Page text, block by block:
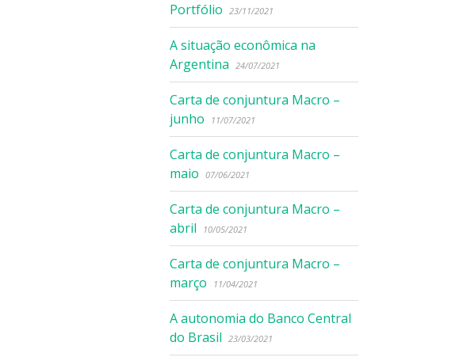
Portfólio
23/11/2021
A situação econômica na
Argentina
24/07/2021
Carta de conjuntura Macro –
junho
11/07/2021
Carta de conjuntura Macro –
maio
07/06/2021
Carta de conjuntura Macro –
abril
10/05/2021
Carta de conjuntura Macro –
março
11/04/2021
A autonomia do Banco Central
do Brasil
23/03/2021